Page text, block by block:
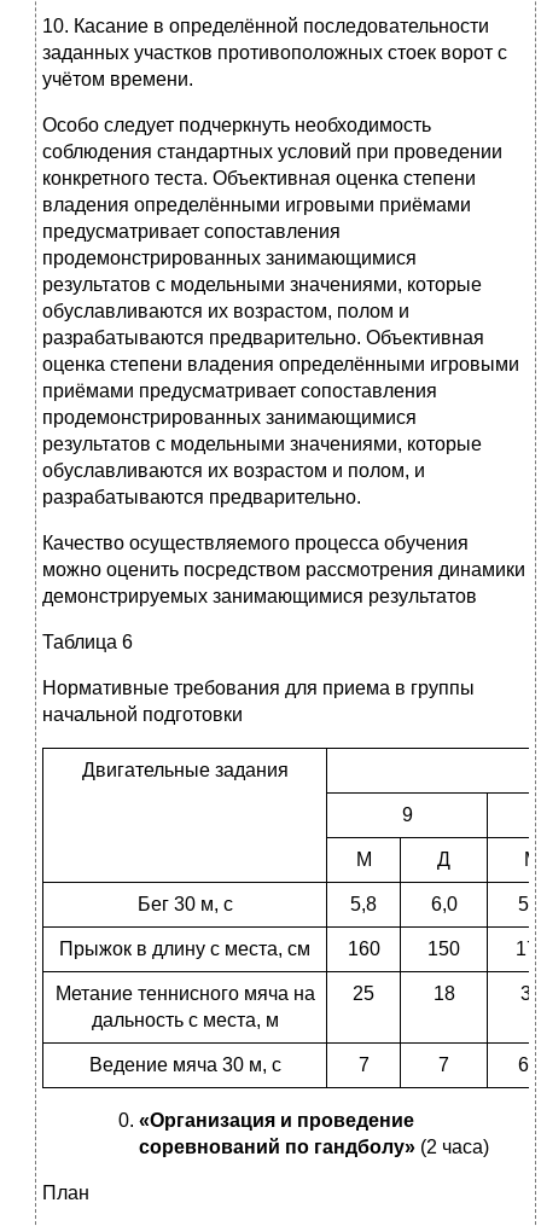
10. Касание в определённой последовательности
заданных участков противоположных стоек ворот с
учётом времени.
Особо следует подчеркнуть необходимость
соблюдения стандартных условий при проведении
конкретного теста. Объективная оценка степени
владения определёнными игровыми приёмами
предусматривает сопоставления
продемонстрированных занимающимися
результатов с модельными значениями, которые
обуславливаются их возрастом, полом и
разрабатываются предварительно. Объективная
оценка степени владения определёнными игровыми
приёмами предусматривает сопоставления
продемонстрированных занимающимися
результатов с модельными значениями, которые
обуславливаются их возрастом и полом, и
разрабатываются предварительно.
Качество осуществляемого процесса обучения
можно оценить посредством рассмотрения динамики
демонстрируемых занимающимися результатов
Таблица 6
Нормативные требования для приема в группы
начальной подготовки
Двигательные задания
9
М Д М
Бег 30 м, с 5,8 6,0
Прыжок в длину с места, см 160 150
Метание теннисного мяча на
дальность с места, м
25 18 30
Ведение мяча 30 м, с 7 7
«Организация и проведение
соревнований по гандболу» (2 часа)
План